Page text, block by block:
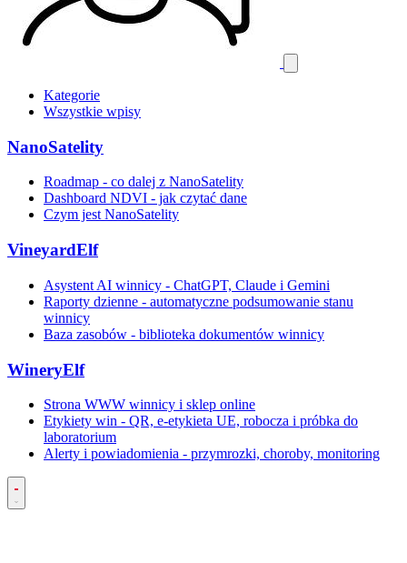
Kategorie
Wszystkie wpisy
NanoSatelity
Roadmap - co dalej z NanoSatelity
Dashboard NDVI - jak czytać dane
Czym jest NanoSatelity
VineyardElf
Asystent AI winnicy - ChatGPT, Claude i Gemini
Raporty dzienne - automatyczne podsumowanie stanu
winnicy
Baza zasobów - biblioteka dokumentów winnicy
WineryElf
Strona WWW winnicy i sklep online
Etykiety win - QR, e-etykieta UE, robocza i próbka do
laboratorium
Alerty i powiadomienia - przymrozki, choroby, monitoring